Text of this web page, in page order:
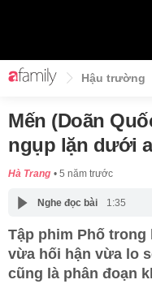
Hậu trường
Mến (Doãn
ngụp lặn dưới
Hà Trang 5 năm trước
Nghe đọc bài 1:35
Tập phim Phố trong
vừa hối hận vừa lo
cũng là phân đoạn